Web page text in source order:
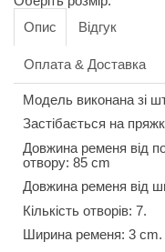
Опис Відгук
Оплата & Доставка
Модель виконана зі
Застібається на
Довжина ременя від
отвору: 85 cm
Довжина ременя від
Кількість отворів: 7.
Ширина ременя: 3 cm.